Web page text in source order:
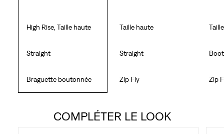
High Rise, Taille haute Taille haute
Straight Straight
Braguette boutonnée Zip Fly Zip
COMPLÉTER LE LOOK